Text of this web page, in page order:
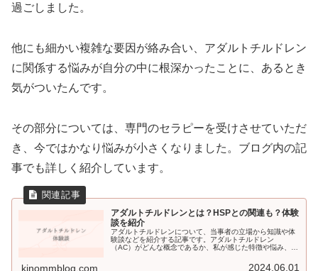
過ごしました。
他にも細かい複雑な要因が絡み合い、アダルトチルドレン
に関係する悩みが自分の中に根深かったことに、あるとき
気がついたんです。
その部分については、専門のセラピーを受けさせていただ
き、今ではかなり悩みが小さくなりました。ブログ内の記
事でも詳しく紹介しています。
アダルトチルドレンとは？HSPとの関連も？体験
談を紹介
アダルトチルドレンについて、当事者の立場から知識や体
験談などを紹介する記事です。アダルトチルドレン
（AC）がどんな概念であるか、私が感じた特徴や悩み、生
kinommblog.com 2024.06.01